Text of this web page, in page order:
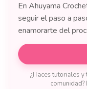
En Ahuyama
seguir el paso a
enamorarte del
¿Haces tutoriales
comunidad?